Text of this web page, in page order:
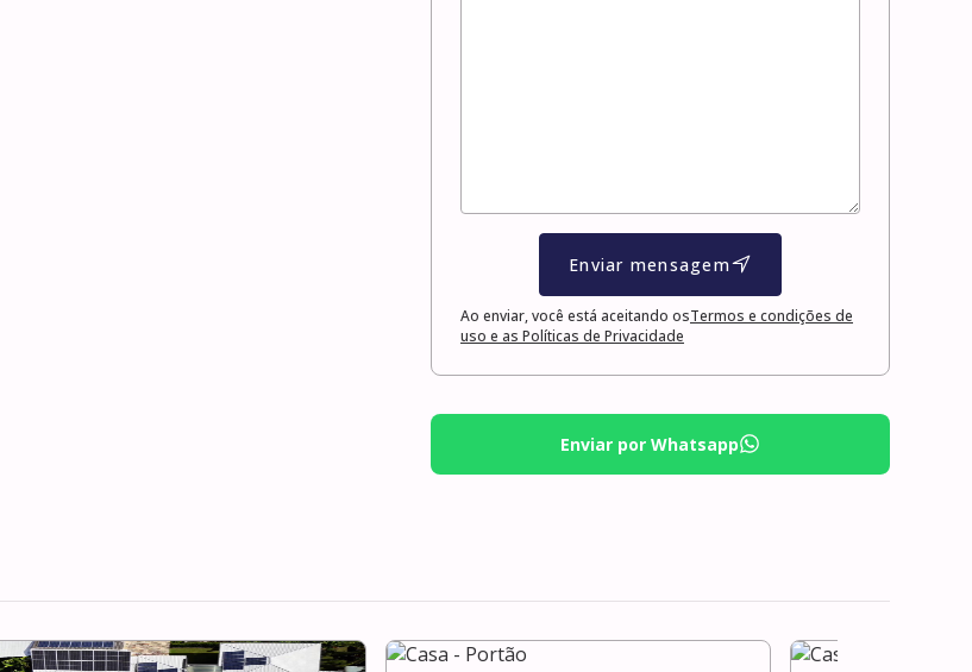
Enviar mensagem
Ao enviar, você está aceitando osTermos e condições de
uso e as Políticas de Privacidade
Enviar por Whatsapp